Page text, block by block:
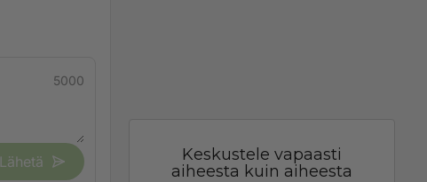
5000
Lähetä
Keskustele vapaasti
aiheesta kuin aiheesta